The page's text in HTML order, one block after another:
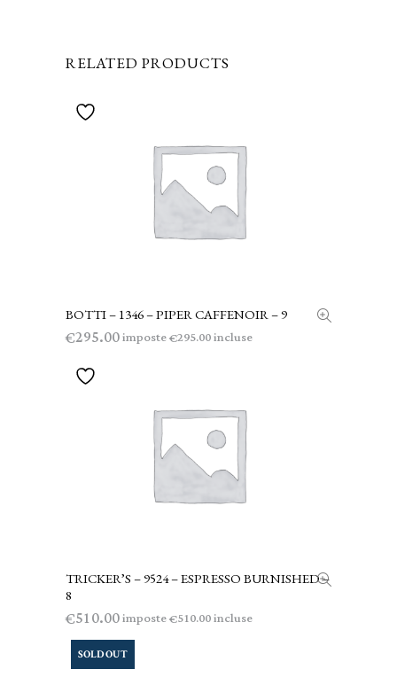
RELATED PRODUCTS
AGGIUNGI AL CARRELLO
BOTTI – 1346 – PIPER CAFFENOIR – 9
€295.00imposte€295.00incluse
AGGIUNGI AL CARRELLO
TRICKER’S – 9524 – ESPRESSO BURNISHED –
8
€510.00imposte€510.00incluse
SOLD OUT